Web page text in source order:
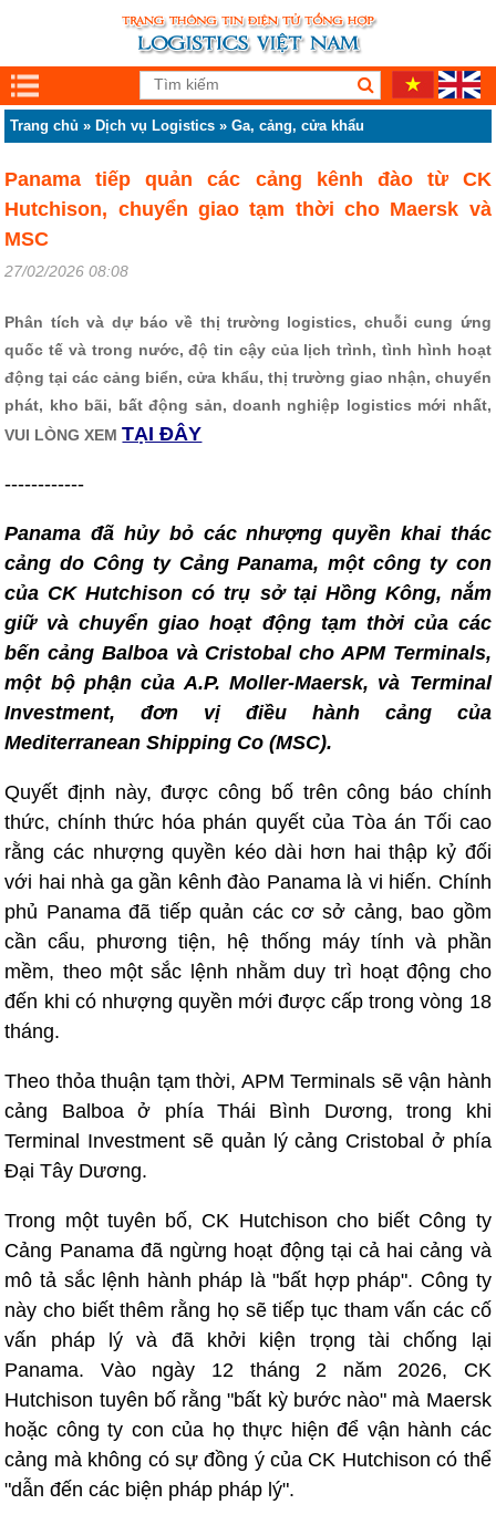
Trang chủ » Dịch vụ Logistics »Ga, cảng, cửa khẩu
Panama tiếp quản các cảng kênh đào từ CK
Hutchison, chuyển giao tạm thời cho Maersk và
MSC
27/02/2026 08:08
Phân tích và dự báo về thị trường logistics, chuỗi cung ứng
quốc tế và trong nước, độ tin cậy của lịch trình, tình hình hoạt
động tại các cảng biển, cửa khẩu, thị trường giao nhận, chuyển
phát, kho bãi, bất động sản, doanh nghiệp logistics mới nhất,
VUI LÒNG XEM TẠI ĐÂY
------------
Panama đã hủy bỏ các nhượng quyền khai thác
cảng do Công ty Cảng Panama, một công ty con
của CK Hutchison có trụ sở tại Hồng Kông, nắm
giữ và chuyển giao hoạt động tạm thời của các
bến cảng Balboa và Cristobal cho APM Terminals,
một bộ phận của A.P. Moller-Maersk, và Terminal
Investment, đơn vị điều hành cảng của
Mediterranean Shipping Co (MSC).
Quyết định này, được công bố trên công báo chính
thức, chính thức hóa phán quyết của Tòa án Tối cao
rằng các nhượng quyền kéo dài hơn hai thập kỷ đối
với hai nhà ga gần kênh đào Panama là vi hiến. Chính
phủ Panama đã tiếp quản các cơ sở cảng, bao gồm
cần cẩu, phương tiện, hệ thống máy tính và phần
mềm, theo một sắc lệnh nhằm duy trì hoạt động cho
đến khi có nhượng quyền mới được cấp trong vòng 18
tháng.
Theo thỏa thuận tạm thời, APM Terminals sẽ vận hành
cảng Balboa ở phía Thái Bình Dương, trong khi
Terminal Investment sẽ quản lý cảng Cristobal ở phía
Đại Tây Dương.
Trong một tuyên bố, CK Hutchison cho biết Công ty
Cảng Panama đã ngừng hoạt động tại cả hai cảng và
mô tả sắc lệnh hành pháp là "bất hợp pháp". Công ty
này cho biết thêm rằng họ sẽ tiếp tục tham vấn các cố
vấn pháp lý và đã khởi kiện trọng tài chống lại
Panama. Vào ngày 12 tháng 2 năm 2026, CK
Hutchison tuyên bố rằng "bất kỳ bước nào" mà Maersk
hoặc công ty con của họ thực hiện để vận hành các
cảng mà không có sự đồng ý của CK Hutchison có thể
"dẫn đến các biện pháp pháp lý".